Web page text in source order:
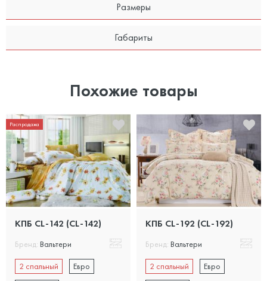
Размеры
Габариты
Похожие товары
Распродажа
КПБ CL-142 (CL-142)
Бренд: Вальтери
2 спальный
Евро
КПБ CL-192 (CL-192)
Бренд: Вальтери
2 спальный
Евро